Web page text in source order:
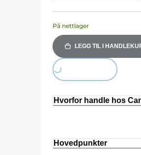
På nettlager
LEGG TIL I
Loading...
Hvorfor handle hos
Hovedpunkter